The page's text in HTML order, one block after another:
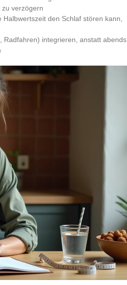
verzögern
den Schlaf stören kann,
integrieren, anstatt abends,